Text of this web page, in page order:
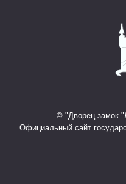
© "Дворец-замок
Официальный сайт